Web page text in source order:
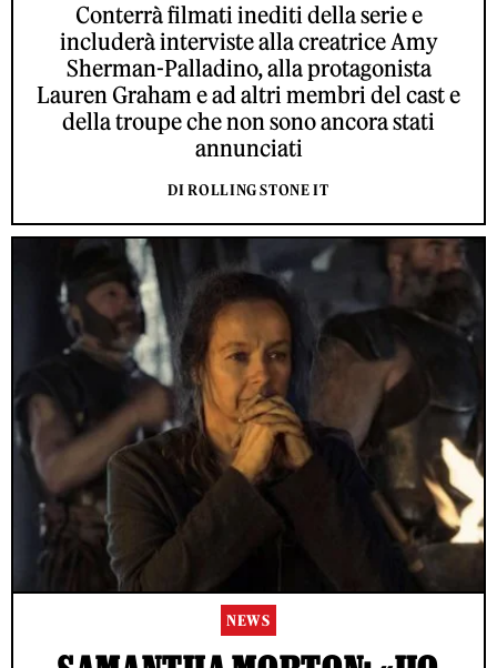
Conterrà filmati inediti della serie e
includerà interviste alla creatrice Amy
Sherman-Palladino, alla protagonista
Lauren Graham e ad altri membri del cast e
della troupe che non sono ancora stati
annunciati
DI ROLLING STONE IT
NEWS